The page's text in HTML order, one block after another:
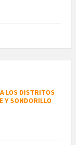
LOS DISTRITOS
Y SONDORILLO